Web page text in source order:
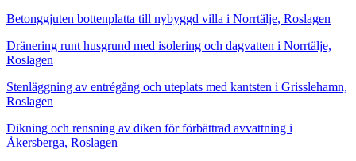
Betonggjuten bottenplatta till nybyggd villa i Norrtälje, Roslagen
Dränering runt husgrund med isolering och dagvatten i Norrtälje,
Roslagen
Stenläggning av entrégång och uteplats med kantsten i Grisslehamn,
Roslagen
Dikning och rensning av diken för förbättrad avvattning i
Åkersberga, Roslagen